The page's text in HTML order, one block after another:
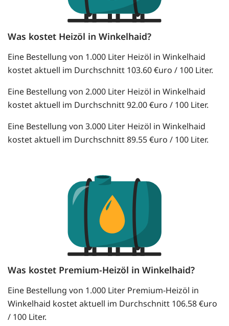
Was kostet Heizöl in Winkelhaid?
Eine Bestellung von 1.000 Liter Heizöl in Winkelhaid
kostet aktuell im Durchschnitt 103.60 €uro / 100 Liter.
Eine Bestellung von 2.000 Liter Heizöl in Winkelhaid
kostet aktuell im Durchschnitt 92.00 €uro / 100 Liter.
Eine Bestellung von 3.000 Liter Heizöl in Winkelhaid
kostet aktuell im Durchschnitt 89.55 €uro / 100 Liter.
Was kostet Premium-Heizöl in Winkelhaid?
Eine Bestellung von 1.000 Liter Premium-Heizöl in
Winkelhaid kostet aktuell im Durchschnitt 106.58 €uro
/ 100 Liter.